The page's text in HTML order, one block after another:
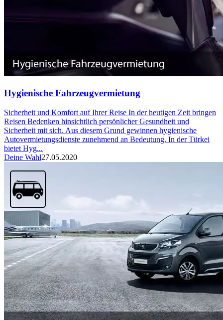
Hygienische Fahrzeugvermietung
Sicherheit und Komfort auf Ihrer Reise In der heutigen Zeit bringen
Reisen Bedenken hinsichtlich persönlicher Gesundheit und
Sicherheit mit sich. Aus diesem Grund gewinnen hygienische
Autovermietungsdienste zunehmend an Bedeutung. In der Türkei
bietet Hyg...
Deine Wahl27.05.2020